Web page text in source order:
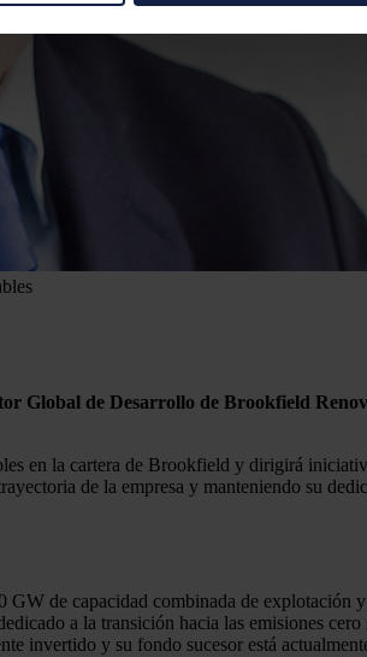
y los anuncios, ofrecer funciones de
que haga del sitio web con nuestros
con otra información que les haya
Global de Desarrollo de Brookfield
en la cartera de Brookfield y dirigirá
de la empresa y manteniendo su
de capacidad combinada de explotación
a la transición hacia las emisiones
invertido y su fondo sucesor está